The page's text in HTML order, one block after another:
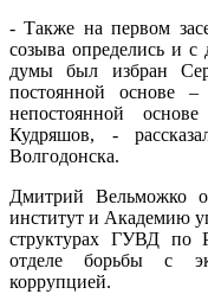
- Также на первом
созыва определись и с
думы был избран
постоянной основе –
непостоянной
Кудряшов, -
Волгодонска.
Дмитрий Вельможко
институт и Академию
структурах ГУВД по
отделе борьбы с
коррупцией.